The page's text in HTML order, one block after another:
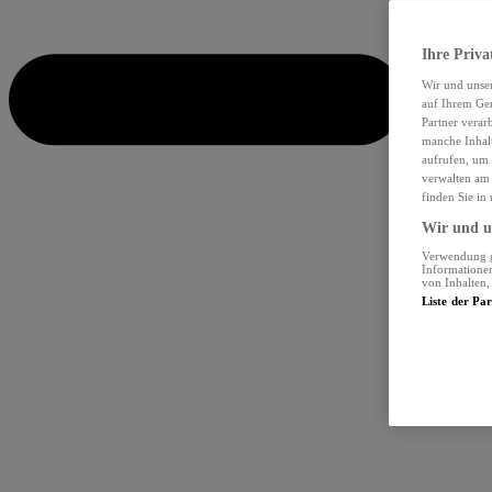
Ihre
Wir und
auf Ihrem
Partner
manche
aufrufen, um
verwalten
finden Sie in
Wir und
Verwendung
von Inhalten,
Liste der